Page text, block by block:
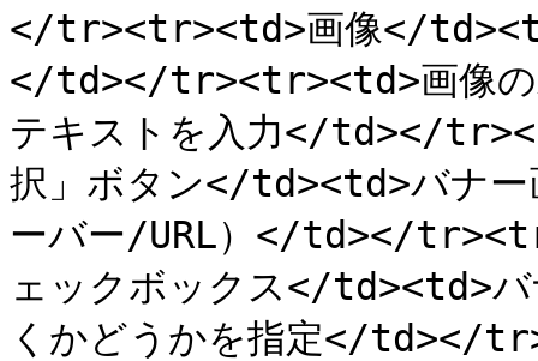
</tr><tr><td>画像</
</td></tr><tr><td>画像の
テキストを入力</td></
択」ボタン</td><td>バナー
ーバー/URL）</td></
ェックボックス</td><td>バ
くかどうかを指定</td></